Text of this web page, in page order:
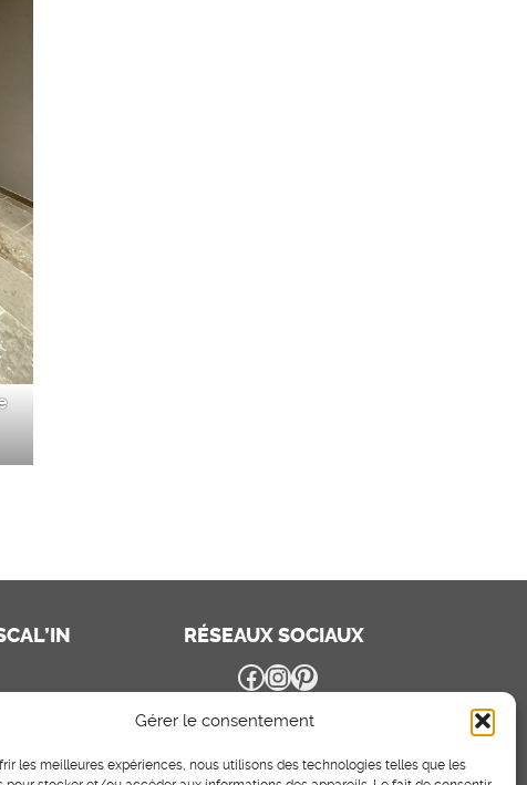
Gérer le consentement
les meilleures expériences, nous utilisons des technologies telles que les
RÉSEAUX SOCIAUX
Facebook
Instagram
Pinterest